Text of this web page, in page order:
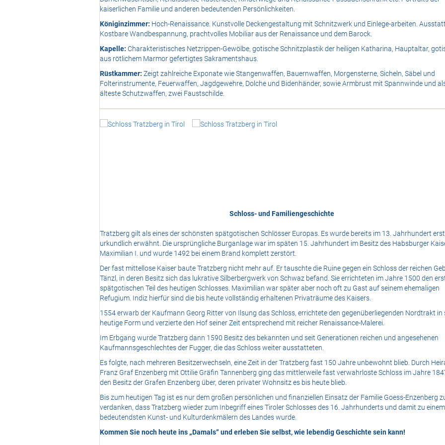
kaiserlichen Familie und anderen bedeutenden Persönlichkeiten.
Königinzimmer: Hoch-Renaissance. Kunstvolle Deckengestaltung mit Schnitzwerk und Einlege-arbeiten.
Kostbare Wandbespannung, prachtvolles Mobiliar aus der Renaissance und dem Barock.
Kapelle: Charakteristisches Netzrippen-Gewölbe, gotische Schnitzplastik der heiligen Katharina, Hauptaltar,
aus rötlichem Marmor gefertigtes Sakramentshaus.
Rüstkammer: Zeigt zahlreiche Exponate wie Stangenwaffen, Bauernwaffen, Morgensterne, Sicheln, Säbel und
Folterinstrumente, Feuerwaffen, Jagdgewehre, Dolche und Bidenhänder, sowie Armbrust mit Spannwinde und
älteste Schutzwaffen, zwei Faustschilde.
Schloss- und Familiengeschichte
Tratzberg gilt als eines der schönsten spätgotischen Schlösser Europas. Es wurde bereits im 13. Jahrhundert
urkundlich erwähnt. Die ursprüngliche Burganlage war im späten 15. Jahrhundert im Besitz des Habsburger
Maximilian I. und wurde 1492 bei einem Brand komplett zerstört.
Der fast mittellose Kaiser baute Tratzberg nicht mehr auf. Er tauschte die Ruine gegen ein Schloss der reichen
Tänzl, in deren Besitz sich das lukrative Silberbergwerk von Schwaz befand. Sie errichteten im Jahre 1500 den
spätgotischen Teil des heutigen Schlosses. Maximilian war später aber noch oft zu Gast auf seinem ehemaligen
Refugium. Indiz hierfür sind die bis heute vollständig erhaltenen Privaträume des Kaisers.
1554 erwarb der Kaufmann Georg Ritter von Ilsung das Schloss, errichtete den gegenüberliegenden Nordtrakt in
heutige Form und verzierte den Hof seiner Zeit entsprechend mit reicher Renaissance-Malerei.
Im Erbgang wurde Tratzberg dann 1590 Besitz des bekannten und seit Generationen reichen und angesehenen
Kaufmannsgeschlechtes der Fugger, die das Schloss weiter ausstatteten.
Es folgte, nach mehreren Besitzerwechseln, eine Zeit in der Tratzberg fast 150 Jahre unbewohnt blieb. Durch
Franz Graf Enzenberg mit Ottilie Gräfin Tannenberg ging das mittlerweile fast verwahrloste Schloss im Jahre
den Besitz der Grafen Enzenberg über, deren privater Wohnsitz es bis heute blieb.
Bis zum heutigen Tag ist es nur dem großen persönlichen und finanziellen Einsatz der Familie Goess-Enzenberg
verdanken, dass Tratzberg wieder zum Inbegriff eines Tiroler Schlosses des 16. Jahrhunderts und damit zu
bedeutendsten Kunst- und Kulturdenkmälern des Landes wurde.
Kommen Sie noch heute ins „Damals“ und erleben Sie selbst, wie lebendig Geschichte sein kann!